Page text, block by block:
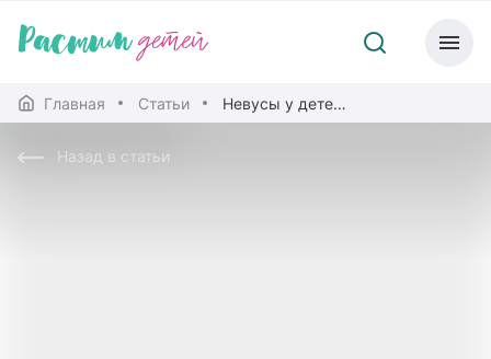
Главная Статьи Невусы у детей: норма и патология
Назад в статьи